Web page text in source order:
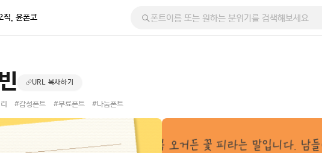
직, 윤폰코
URL 복사하기
#감성폰트 #무료폰트 #나눔폰트